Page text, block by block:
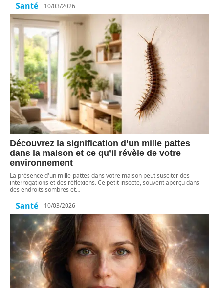
Santé 10/03/2026
Découvrez la signification d’un mille pattes
dans la maison et ce qu’il révèle de votre
environnement
La présence d'un mille-pattes dans votre maison peut susciter des
interrogations et des réflexions. Ce petit insecte, souvent aperçu dans
des endroits sombres et…
Santé 10/03/2026